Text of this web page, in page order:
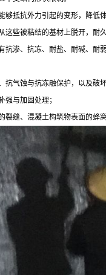
够抵抗外力引起的变形，降
这些被粘结的基材上脱开，
抗渗、抗冻、耐盐、耐碱、耐
气蚀与抗冻融保护，以及破坏
强与加固处理；
缝、混凝土构筑物表面的蜂